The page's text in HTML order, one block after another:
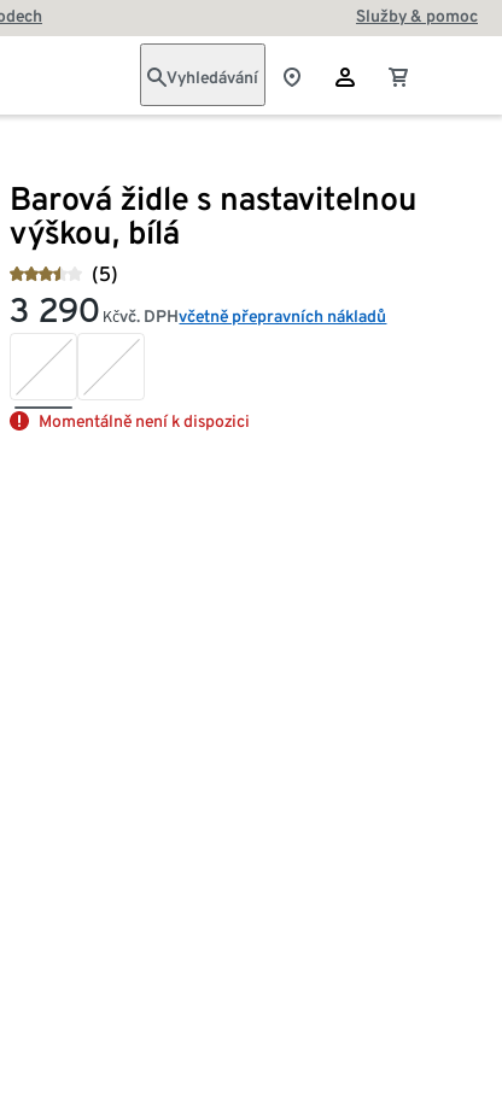
Služby & pomoc
Vyhledávání
Barová židle s nastavitelnou
výškou, bílá
(5)
3 290 Kčvč. DPHvčetně přepravních nákladů
Momentálně není k dispozici